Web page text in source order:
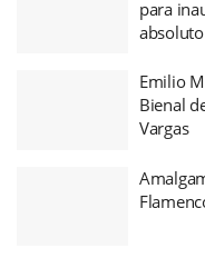
para
Emilio
Bienal
Vargas